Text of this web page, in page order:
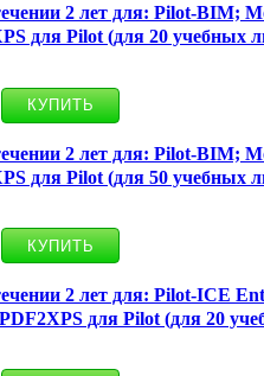
2 лет для: Pilot-BIM;
для Pilot (для 20 учебных
2 лет для: Pilot-BIM;
для Pilot (для 50 учебных
2 лет для: Pilot-ICE
для Pilot (для 20